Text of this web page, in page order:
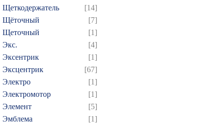
Щеткодержатель
[14]
Щёточный
[7]
Щеточный
[1]
Экс.
[4]
Эксентрик
[1]
Эксцентрик
[67]
Электро
[1]
Электромотор
[1]
Элемент
[5]
Эмблема
[1]